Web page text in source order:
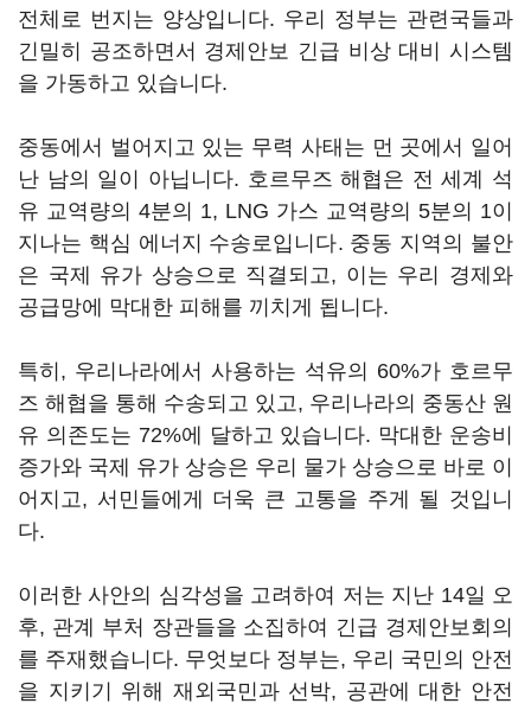
전체로 번지는 양상입니다. 우리 정부는 관련국들과
긴밀히 공조하면서 경제안보 긴급 비상 대비 시스템
을 가동하고 있습니다.
중동에서 벌어지고 있는 무력 사태는 먼 곳에서 일어
난 남의 일이 아닙니다. 호르무즈 해협은 전 세계 석
유 교역량의 4분의 1, LNG 가스 교역량의 5분의 1이
지나는 핵심 에너지 수송로입니다. 중동 지역의 불안
은 국제 유가 상승으로 직결되고, 이는 우리 경제와
공급망에 막대한 피해를 끼치게 됩니다.
특히, 우리나라에서 사용하는 석유의 60%가 호르무
즈 해협을 통해 수송되고 있고, 우리나라의 중동산 원
유 의존도는 72%에 달하고 있습니다. 막대한 운송비
증가와 국제 유가 상승은 우리 물가 상승으로 바로 이
어지고, 서민들에게 더욱 큰 고통을 주게 될 것입니
다.
이러한 사안의 심각성을 고려하여 저는 지난 14일 오
후, 관계 부처 장관들을 소집하여 긴급 경제안보회의
를 주재했습니다. 무엇보다 정부는, 우리 국민의 안전
을 지키기 위해 재외국민과 선박, 공관에 대한 안전